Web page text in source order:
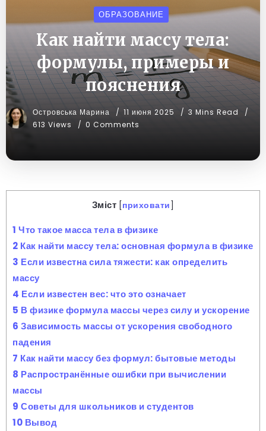
ОБРАЗОВАНИЕ
Как найти массу тела:
формулы, примеры и
пояснения
Островська Марина 11 июня 2025
3 Mins Read
613 Views
0 Comments
Зміст [приховати ]
1 Что такое масса тела в физике
2 Как найти массу тела: основная формула в физике
3 Если известна сила тяжести: как определить
массу
4 Если известен вес: что это означает
5 В физике формула массы через силу и ускорение
6 Зависимость массы от ускорения свободного
падения
7 Как найти массу без формул: бытовые методы
8 Распространённые ошибки при вычислении
массы
9 Советы для школьников и студентов
10 Вывод